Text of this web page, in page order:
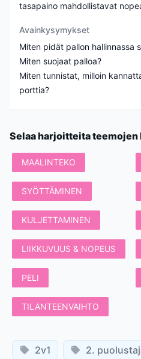
tasapaino mahdollistavat
Avainkysymykset
Miten pidät pallon hallinnassa
Miten suojaat palloa?
Miten tunnistat, milloin
porttia?
Selaa harjoitteita teemojen
MAALINTEKO
SYÖTTÄMINEN
KULJETTAMINEN
LIIKKUVUUS & NOPEUS
PELI
TILANTEENVAIHTO
2v1 2.